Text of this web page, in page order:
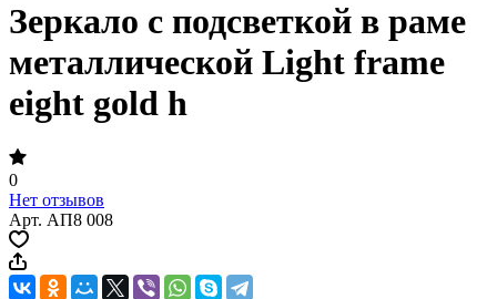
Зеркало с подсветкой в раме
металлической Light frame
eight gold h
0
Нет отзывов
Арт. АП8 008